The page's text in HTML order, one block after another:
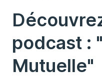
podcast :
Mutuelle"